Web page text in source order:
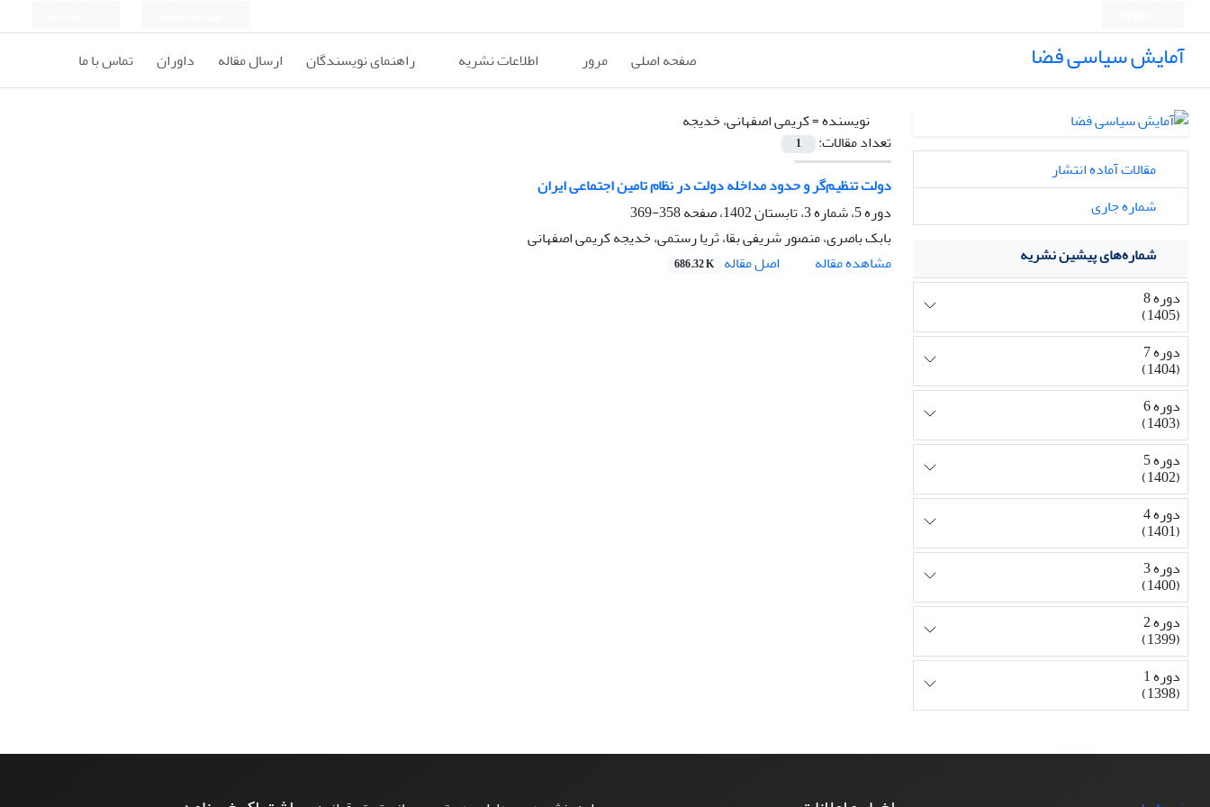
آمایش سیاسی فضا صفحه اصلی مرور اطلاعات نشریه راهنمای نویسندگان ارسال مقاله داوران تماس با ما
نویسنده =کریمی اصفهانی، خدیجه
تعداد مقالات:
1
دولت تنظیم‌گر و حدود مداخله دولت در نظام تامین اجتماعی ایران
دوره 5، شماره 3، تابستان 1402، صفحه
358-369
بابک باصری، منصور شریفی بقا، ثریا رستمی، خدیجه کریمی اصفهانی
مشاهده مقاله
اصل مقاله 686.32 K
مقالات آماده انتشار
شماره جاری
شماره‌های پیشین نشریه
دوره 8
(1405)
دوره 7
(1404)
دوره 6
(1403)
دوره 5
(1402)
دوره 4
(1401)
دوره 3
(1400)
دوره 2
(1399)
دوره 1
(1398)